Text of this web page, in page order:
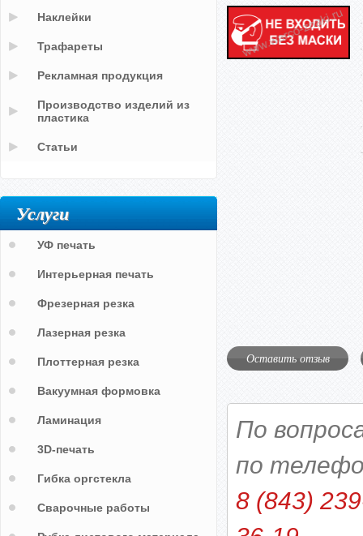
Оставить отзыв
По
по
8 (843)
Наклейки
Трафареты
Рекламная продукция
Производство изделий из
пластика
Статьи
Услуги
УФ печать
Интерьерная печать
Фрезерная резка
Лазерная резка
Плоттерная резка
Вакуумная формовка
Ламинация
3D-печать
Гибка оргстекла
Сварочные работы